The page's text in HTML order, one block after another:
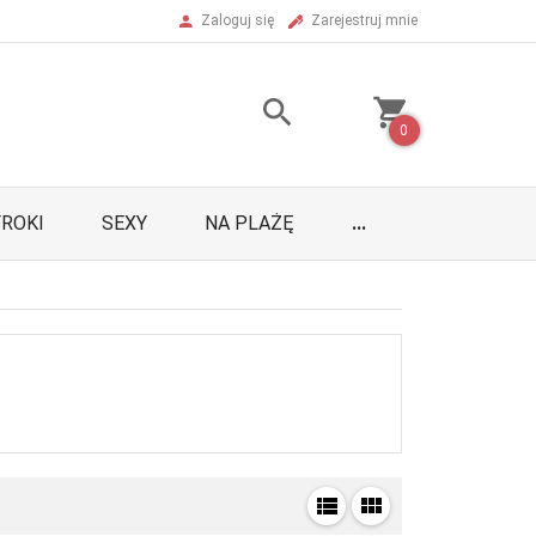
Zaloguj się Zarejestruj mnie
0
SEXY NA PLAŻĘ ...